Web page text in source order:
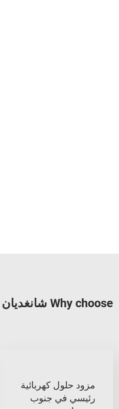
Why choose شانغديان خزان تعويض الطاقة?
مزود حلول كهربائية
رئيسي في جنوب